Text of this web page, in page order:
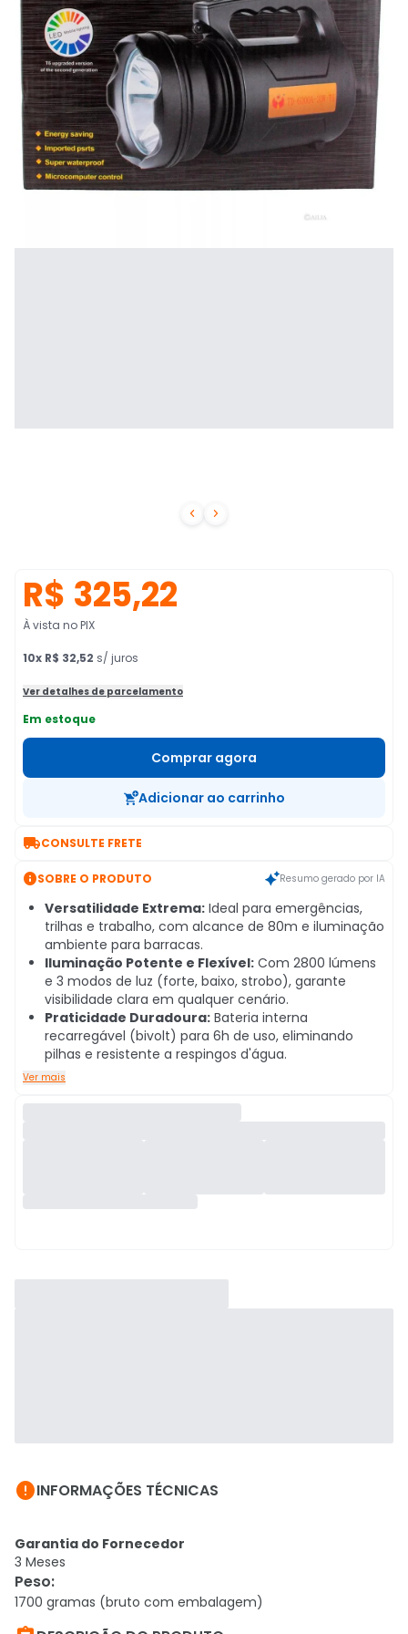
 
R$ 325,22
À vista no PIX
10x R$ 32,52 s/ juros
Ver detalhes de parcelamento
Em estoque
Comprar agora
Adicionar ao carrinho
CONSULTE FRETE
SOBRE O PRODUTO Resumo gerado por IA
Versatilidade Extrema: Ideal para emergências,
trilhas e trabalho, com alcance de 80m e iluminação
ambiente para barracas.
Iluminação Potente e Flexível: Com 2800 lúmens
e 3 modos de luz (forte, baixo, strobo), garante
visibilidade clara em qualquer cenário.
Praticidade Duradoura: Bateria interna
recarregável (bivolt) para 6h de uso, eliminando
pilhas e resistente a respingos d'água.
Ver mais
INFORMAÇÕES TÉCNICAS
Garantia do Fornecedor
3 Meses
Peso:
1700 gramas (bruto com embalagem)